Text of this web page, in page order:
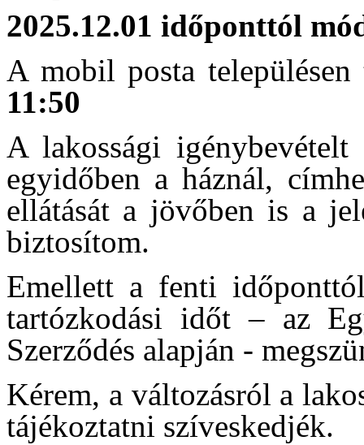
2025.12.01 időponttól
A mobil posta
11:50
A lakossági igénybevételt
egyidőben a háznál,
ellátását a jövőben is a
biztosítom.
Emellett a fenti
tartózkodási időt – az
Szerződés alapján -
Kérem, a változásról a
tájékoztatni szíveskedjék.